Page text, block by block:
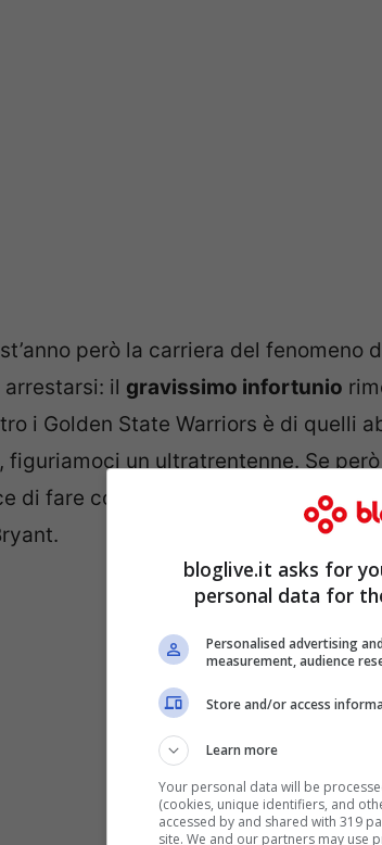
però la carriera del fenomeno
il gravissimo infortunio
i Golden State Warriors è di quelli
un ultratrentenne. Se
di fare cose
al di fuori dei confini
bloglive.it asks for
personal data for
Personalised advertising
measurement, audience
Store and/or access
Learn more
Your personal data will be
(cookies, unique identifiers, and
accessed by and shared with 319
site. We and our partners may use